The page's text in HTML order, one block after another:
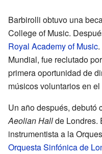
Barbirolli obtuvo una
College of Music.
Royal Academy of Music
Mundial, fue reclutado
primera oportunidad de
músicos voluntarios en el
Un año después, debutó
Aeolian Hallde Londres.
instrumentista a la
Orquesta Sinfónica de